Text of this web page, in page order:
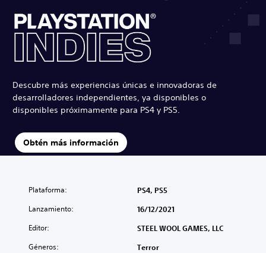
Descubre más experiencias únicas e innovadoras de
desarrolladores independientes, ya disponibles o
disponibles próximamente para PS4 y PS5.
Obtén más información
Plataforma: PS4, PS5
Lanzamiento: 16/12/2021
Editor: STEEL WOOL GAMES, LLC
Géneros: Terror